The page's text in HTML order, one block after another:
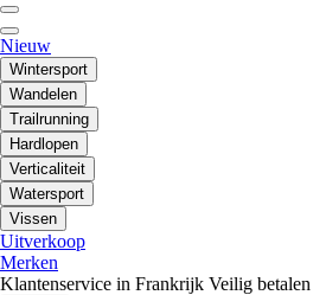
Nieuw
Wintersport
Wandelen
Trailrunning
Hardlopen
Verticaliteit
Watersport
Vissen
Uitverkoop
Merken
Klantenservice in Frankrijk Veilig betalen